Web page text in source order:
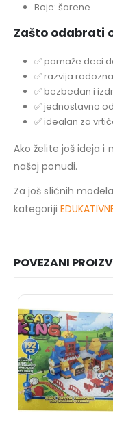
Boje: šarene
Zašto odabrati
✅ pomaže deci
✅ razvija
✅ bezbedan i
✅ jednostavno
✅ idealan za
Ako želite još ideja i
našoj ponudi.
Za još sličnih
kategoriji
POVEZANI